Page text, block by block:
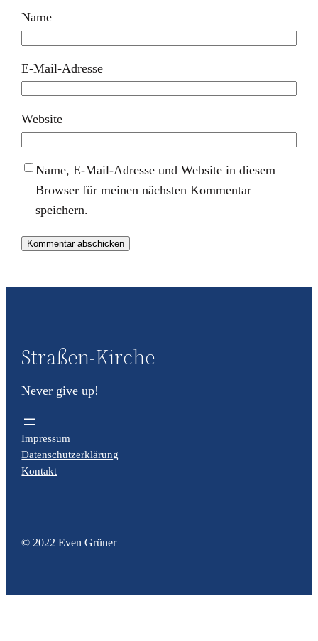
Name
E-Mail-Adresse
Website
Name, E-Mail-Adresse und Website in diesem
Browser für meinen nächsten Kommentar
speichern.
Straßen-Kirche
Never give up!
Impressum
Datenschutzerklärung
Kontakt
© 2022 Even Grüner